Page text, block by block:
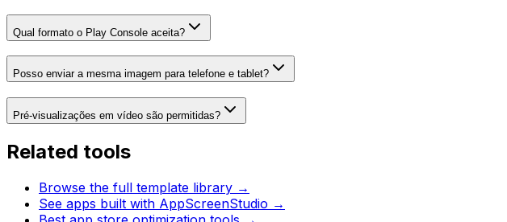
Qual formato o Play Console aceita?
Posso enviar a mesma imagem para telefone e tablet?
Pré-visualizações em vídeo são permitidas?
Related tools
Browse the full template library →
See apps built with AppScreenStudio →